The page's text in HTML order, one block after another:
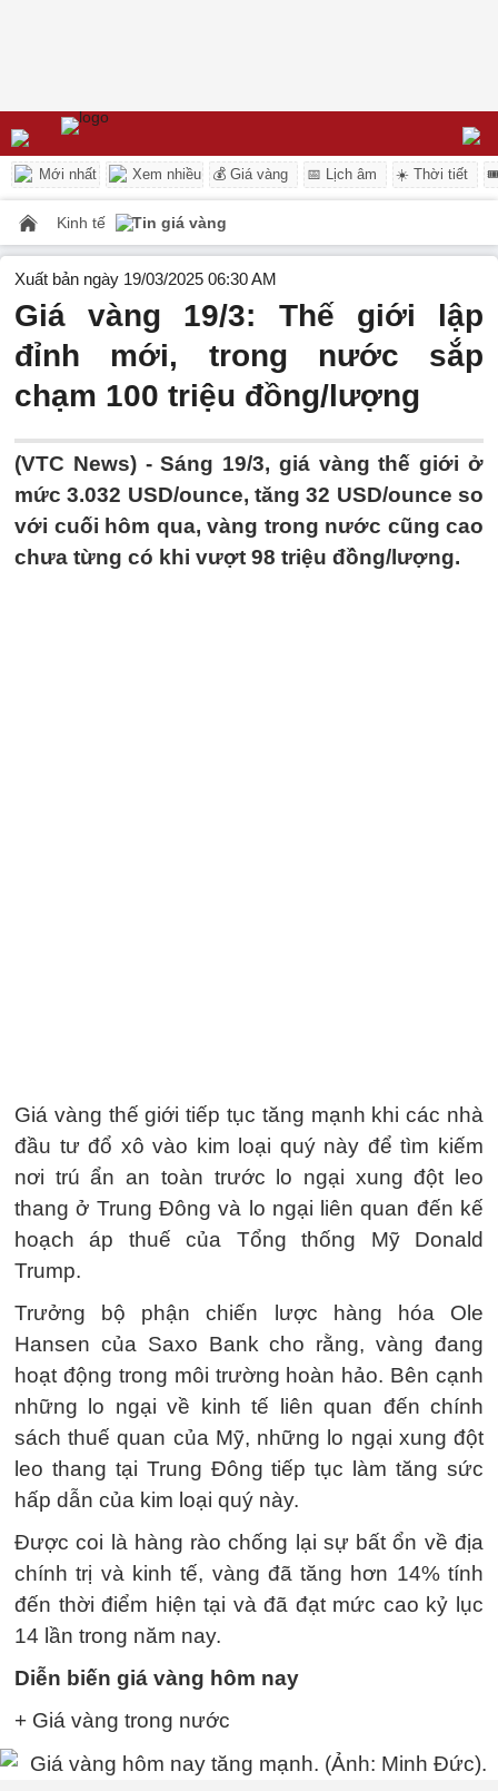
Mới nhất Xem nhiều 💰 Giá vàng 📅 Lịch âm ☀️ Thời tiết
Kinh tế Tin giá vàng
Xuất bản ngày 19/03/2025 06:30 AM
Giá vàng 19/3: Thế giới lập
đỉnh mới, trong nước sắp
chạm 100 triệu đồng/lượng
(VTC News) -Sáng 19/3, giá vàng thế giới ở
mức 3.032 USD/ounce, tăng 32 USD/ounce so
với cuối hôm qua, vàng trong nước cũng cao
chưa từng có khi vượt 98 triệu đồng/lượng.
Giá vàng thế giới tiếp tục tăng mạnh khi các nhà
đầu tư đổ xô vào kim loại quý này để tìm kiếm
nơi trú ẩn an toàn trước lo ngại xung đột leo
thang ở Trung Đông và lo ngại liên quan đến kế
hoạch áp thuế của Tổng thống Mỹ Donald
Trump.
Trưởng bộ phận chiến lược hàng hóa Ole
Hansen của Saxo Bank cho rằng, vàng đang
hoạt động trong môi trường hoàn hảo. Bên cạnh
những lo ngại về kinh tế liên quan đến chính
sách thuế quan của Mỹ, những lo ngại xung đột
leo thang tại Trung Đông tiếp tục làm tăng sức
hấp dẫn của kim loại quý này.
Được coi là hàng rào chống lại sự bất ổn về địa
chính trị và kinh tế, vàng đã tăng hơn 14% tính
đến thời điểm hiện tại và đã đạt mức cao kỷ lục
14 lần trong năm nay.
Diễn biến giá vàng hôm nay
+ Giá vàng trong nước